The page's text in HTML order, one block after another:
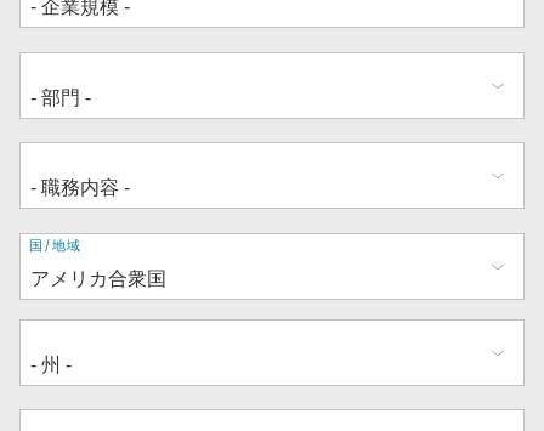
住
所
国/地域